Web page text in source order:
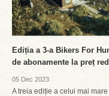
Ediția a 3-a Bikers For
de abonamente la preț
05 Dec 2023
A treia ediție a celui mai